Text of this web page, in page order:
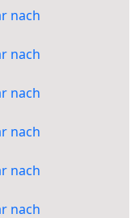
nach
nach
nach
nach
nach
nach